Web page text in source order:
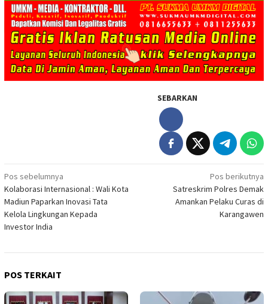
SEBARKAN
Navigasi
pos
Pos sebelumnya
Kolaborasi Internasional : Wali Kota
Madiun Paparkan Inovasi Tata
Kelola Lingkungan Kepada
Investor India
Pos berikutnya
Satreskrim Polres Demak
Amankan Pelaku Curas di
Karangawen
POS TERKAIT